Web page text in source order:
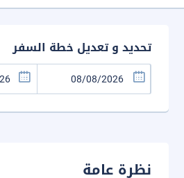
تحديد و تعديل خطة السفر
نظرة عامة